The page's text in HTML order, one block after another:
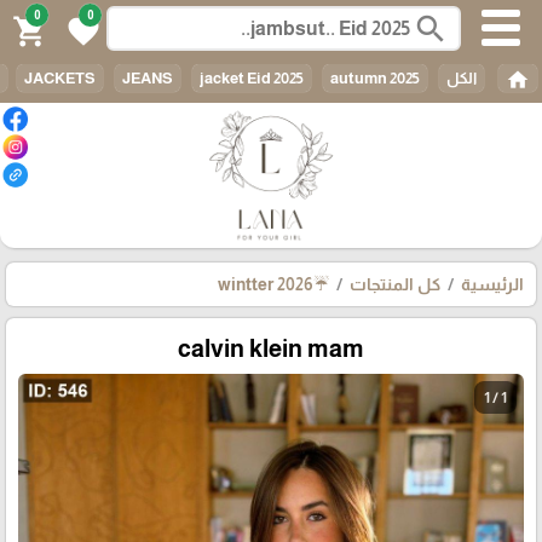
search
0
favorite
0
shopping_cart
home الكل JACKETS JEANS jacket Eid 2025 autumn 2025
الرئيسية كل المنتجات ☔wintter 2026
calvin klein mam
1 / 1